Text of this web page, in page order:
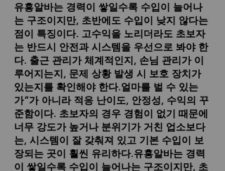
유흥알바는 경력이 쌓일수록 수입이 늘어나
는 구조이지만, 초반에도 수입이 낮지 않다는
점이 특징이다. 고수익을 노리더라도 초보자
는 반드시 안전과 시스템을 우선으로 봐야 한
다. 출근 관리가 체계적인지, 손님 관리가 이
루어지는지, 문제 상황 발생 시 보호 장치가
있는지를 확인해야 한다.얼마를 벌 수 있는
가”가 아니라 적응 난이도, 안정성, 수익의 꾸
준함이다. 초보자의 경우 경험이 없기 때문에
너무 강도가 높거나 분위기가 거친 업소보다
는, 시스템이 잘 갖춰져 있고 기본 수입이 보
장되는 곳이 훨씬 유리하다.유흥알바는 경력
이 쌓일수록 수입이 늘어나는 구조이지만, 초